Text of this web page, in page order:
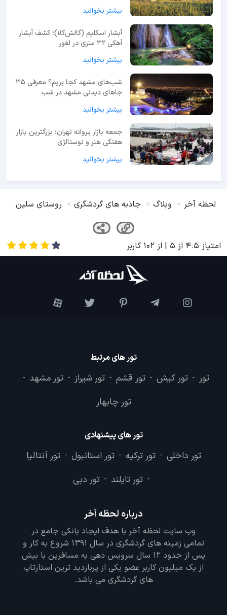
بیشتر بخوانید
آبشار اسکلیم (گالش‌کلا)؛ کشف آبشار
آهکی ۳۲ متری در لفور
بیشتر بخوانید
شب‌های مشهد کجا بریم؟ معرفی 35
جاهای دیدنی مشهد در شب
بیشتر بخوانید
جمعه بازار پروانه تهران؛ بزرگترین بازار
هفتگی هنر و نوستالژی
بیشتر بخوانید
لحظه آخر وبلاگ جاذبه های گردشگری روستای سلین
امتیاز 4.5 از 5 | از 102 کاربر
تور های مرتبط
تور - تور کیش - تور قشم - تور شیراز - تور مشهد -
تور چابهار
تور های پیشنهادی
تور داخلی - تور ترکیه - تور استانبول - تور آنتالیا
- تور تایلند - تور دبی
درباره لحظه آخر
وب سایت لحظه آخر با هدف ایجاد بانکی جامع در
تمامی زمینه های گردشگری در سال 1391 شروع به کار و
پس از حدود 12 سال سرویس دهی به مسافرین با بیش
از یک میلیون کاربر عضو یکی از پربازدید ترین استارتاپ
های گردشگری می باشد.